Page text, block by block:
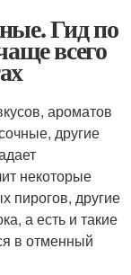
Гид по
всего
ароматов
другие
некоторые
пирогов, другие
а есть и такие
в отменный